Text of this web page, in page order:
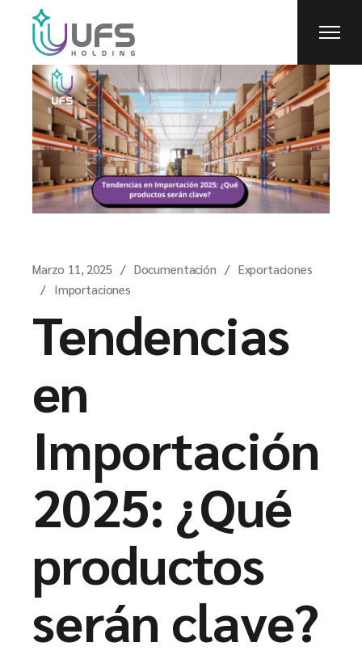
Marzo 11, 2025 Documentación
Exportaciones
Importaciones
Tendencias
en
Importación
2025: ¿Qué
productos
serán clave?